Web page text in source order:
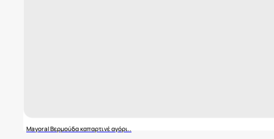
Mayoral Βερμούδα καπαρτινέ αγόρι..